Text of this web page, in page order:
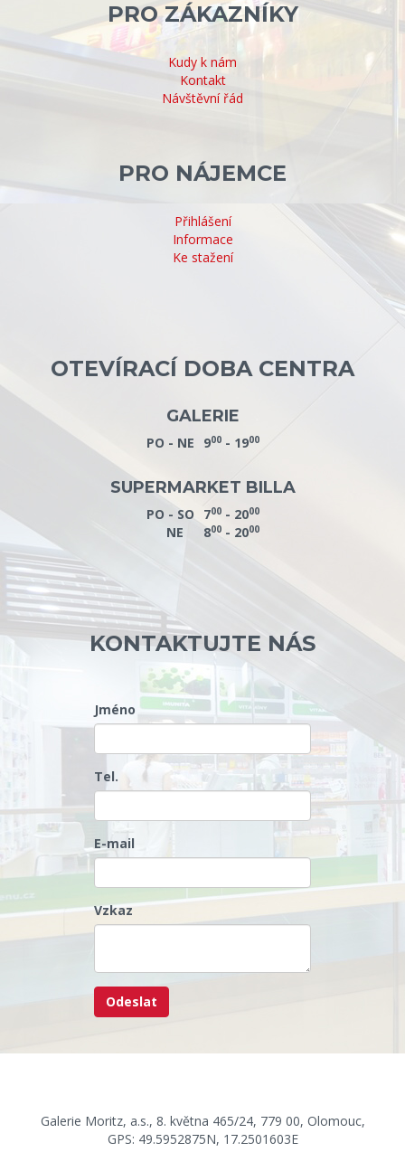
PRO ZÁKAZNÍKY
Kudy k nám
Kontakt
Návštěvní řád
PRO NÁJEMCE
Přihlášení
Informace
Ke stažení
OTEVÍRACÍ DOBA CENTRA
GALERIE
PO - NE 900- 1900
SUPERMARKET BILLA
PO - SO 700- 2000
NE 800- 2000
KONTAKTUJTE NÁS
Jméno
Tel.
E-mail
Vzkaz
Galerie Moritz, a.s., 8. května 465/24, 779 00, Olomouc,
GPS: 49.5952875N, 17.2501603E